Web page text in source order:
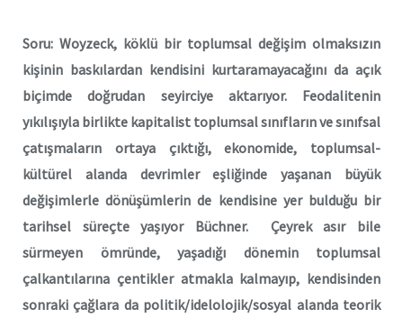
Soru: Woyzeck, köklü bir toplumsal değişim olmaksızın
kişinin baskılardan kendisini kurtaramayacağını da açık
biçimde doğrudan seyirciye aktarıyor. Feodalitenin
yıkılışıyla birlikte kapitalist toplumsal sınıfların ve sınıfsal
çatışmaların ortaya çıktığı, ekonomide, toplumsal-
kültürel alanda devrimler eşliğinde yaşanan büyük
değişimlerle dönüşümlerin de kendisine yer bulduğu bir
tarihsel süreçte yaşıyor Büchner. Çeyrek asır bile
sürmeyen ömründe, yaşadığı dönemin toplumsal
çalkantılarına çentikler atmakla kalmayıp, kendisinden
sonraki çağlara da politik/idelolojik/sosyal alanda teorik